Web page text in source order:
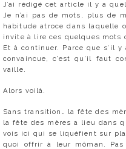
J’ai rédigé cet article il y a
Je n’ai pas de mots, plus de
habitude atroce dans laquelle
invite à lire ces quelques mots
Et à continuer. Parce que s’il
convaincue, c’est qu’il faut
vaille.
Alors voilà.
Sans transition… la fête des
la fête des mères a lieu dans
vois ici qui se liquéfient sur
quoi offrir à leur môman. Pas